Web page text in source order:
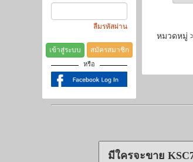
ลืมรหัสผ่าน
เข้าสู่ระบบ สมัครสมาชิก
หรือ
หมวดหมู่
มีใครจะขาย